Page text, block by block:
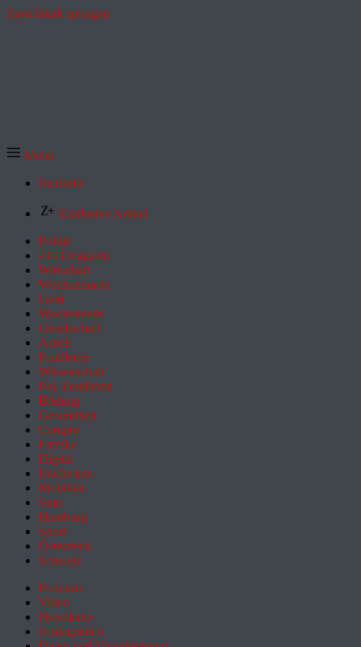
Zum Inhalt springen
Menü
Startseite
Exklusive Artikel
Politik
ZEITmagazin
Wirtschaft
Wochenmarkt
Geld
Wochenende
Gesellschaft
Arbeit
Feuilleton
Wissenschaft
Pol. Feuilleton
Bildung
Gesundheit
Campus
Familie
Digital
Entdecken
Mobilität
Sinn
Hamburg
Sport
Österreich
Schweiz
Podcasts
Video
Newsletter
Schlagzeilen